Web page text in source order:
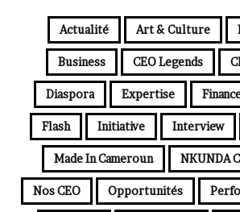
Actualité Art & Culture
Business CEO Legends
Diaspora Expertise
Flash Initiative Interview
Made In Cameroun NKUNDA
Nos CEO Opportunités